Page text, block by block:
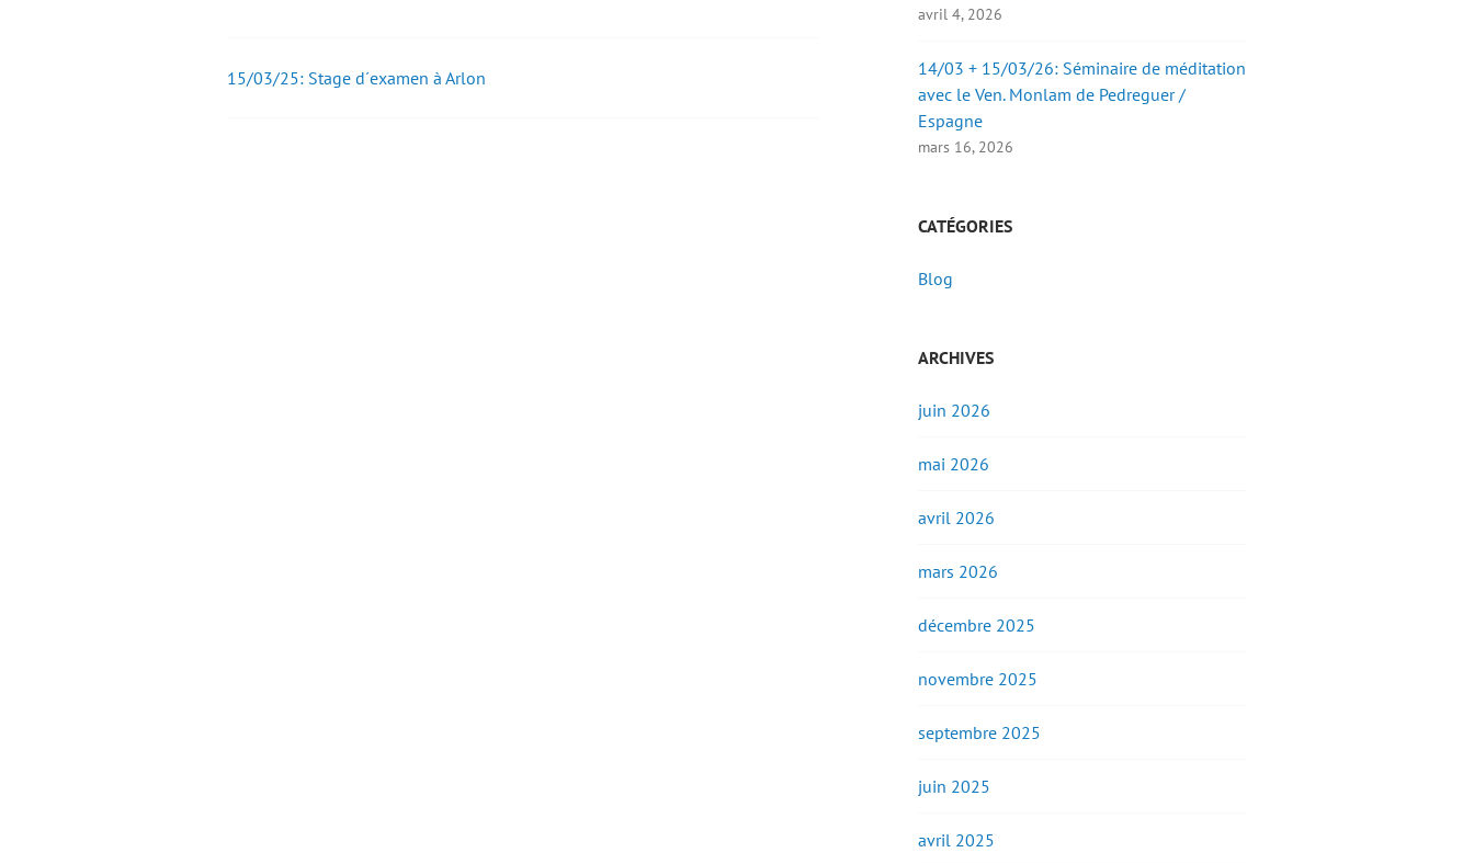
Post
15/03/25: Stage d´examen à Arlon
avril 4, 2026
14/03 + 15/03/26: Séminaire de méditation
avec le Ven. Monlam de Pedreguer /
Espagne
mars 16, 2026
CATÉGORIES
Blog
ARCHIVES
juin 2026
mai 2026
avril 2026
mars 2026
décembre 2025
novembre 2025
septembre 2025
juin 2025
avril 2025